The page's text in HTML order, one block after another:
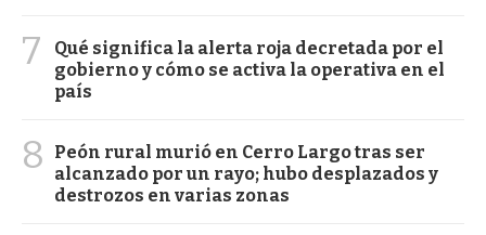
7
Qué significa la alerta roja decretada por el
gobierno y cómo se activa la operativa en el
país
8
Peón rural murió en Cerro Largo tras ser
alcanzado por un rayo; hubo desplazados y
destrozos en varias zonas